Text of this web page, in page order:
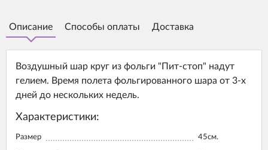
Описание Способы оплаты Доставка
Воздушный шар круг из фольги "Пит-стоп" надут
гелием. Время полета фольгированного шара от 3-х
дней до нескольких недель.
Характеристики:
Размер 45см.